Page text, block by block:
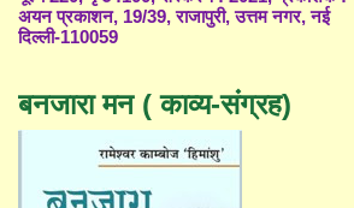
अयन प्रकाशन, 19/39, राजापुरी, उत्तम नगर, नई
दिल्ली-110059
बनजारा मन ( काव्य-संग्रह)